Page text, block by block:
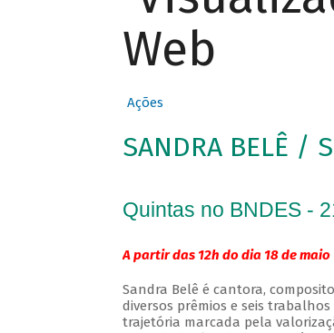
Web
Ações
SANDRA BELÊ /
Quintas no BNDES -
A partir das 12h do dia 18 de maio
Sandra Belê é cantora,
diversos prêmios e seis
trajetória marcada pela